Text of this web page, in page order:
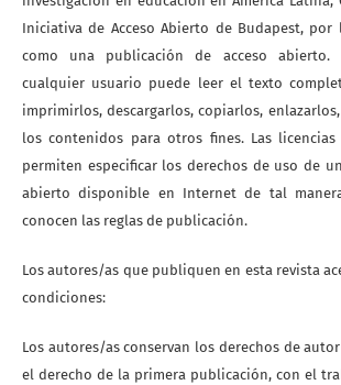
Iniciativa de Acceso Abierto de Budapest,
como una publicación de acceso abierto.
cualquier usuario puede leer el texto
imprimirlos, descargarlos, copiarlos,
los contenidos para otros fines. Las licencias
permiten especificar los derechos de uso de
abierto disponible en Internet de tal
conocen las reglas de publicación.
Los autores/as que publiquen en esta revista
condiciones:
Los autores/as conservan los derechos de
el derecho de la primera publicación, con el